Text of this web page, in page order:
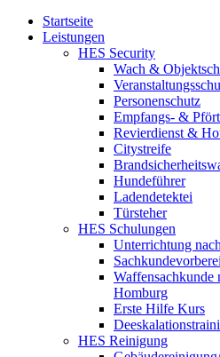
Startseite
Leistungen
HES Security
Wach &
Personenschutz
Empfangs- &
Revierdienst &
Citystreife
Hundeführer
Ladendetektei
Türsteher
HES Schulungen
Unterrichtung
Waffensachkunde
Homburg
Erste Hilfe Kurs
HES Reinigung